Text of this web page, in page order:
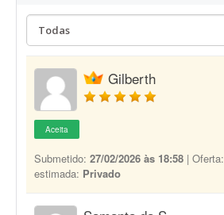
Gilberth
Aceita
Submetido: 27/02/2026 às 18:58 | Oferta:
estimada: Privado